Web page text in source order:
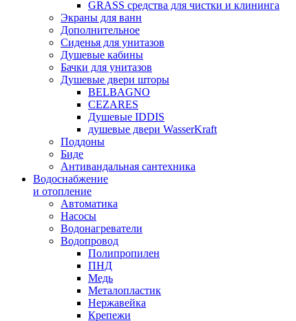
GRASS средства для чистки и клининга
Экраны для ванн
Дополнительное
Сиденья для унитазов
Душевые кабины
Бачки для унитазов
Душевые двери шторы
BELBAGNO
CEZARES
Душевые IDDIS
душевые двери WasserKraft
Поддоны
Биде
Антивандальная сантехника
Водоснабжение
и отопление
Автоматика
Насосы
Водонагреватели
Водопровод
Полипропилен
ПНД
Медь
Металопластик
Нержавейка
Крепежи